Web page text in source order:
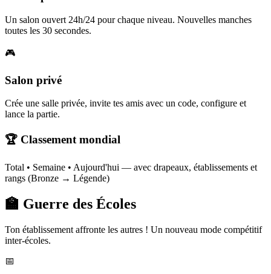
Un salon ouvert 24h/24 pour chaque niveau. Nouvelles manches
toutes les 30 secondes.
🎮
Salon privé
Crée une salle privée, invite tes amis avec un code, configure et
lance la partie.
🏆 Classement mondial
Total • Semaine • Aujourd'hui — avec drapeaux, établissements et
rangs (Bronze → Légende)
🏫 Guerre des Écoles
Ton établissement affronte les autres ! Un nouveau mode compétitif
inter-écoles.
📅